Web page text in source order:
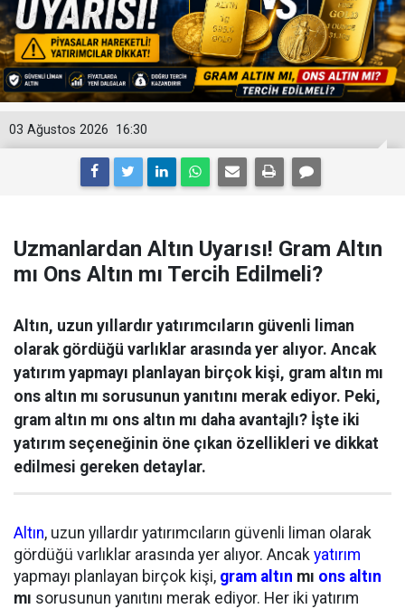
16:30
03 Ağustos 2026
Uzmanlardan Altın Uyarısı! Gram Altın
mı Ons Altın mı Tercih Edilmeli?
Altın, uzun yıllardır yatırımcıların güvenli liman
olarak gördüğü varlıklar arasında yer alıyor. Ancak
yatırım yapmayı planlayan birçok kişi, gram altın mı
ons altın mı sorusunun yanıtını merak ediyor. Peki,
gram altın mı ons altın mı daha avantajlı? İşte iki
yatırım seçeneğinin öne çıkan özellikleri ve dikkat
edilmesi gereken detaylar.
Altın, uzun yıllardır yatırımcıların güvenli liman olarak
gördüğü varlıklar arasında yer alıyor. Ancak yatırım
yapmayı planlayan birçok kişi, gram altın mı ons altın
mı sorusunun yanıtını merak ediyor. Her iki yatırım